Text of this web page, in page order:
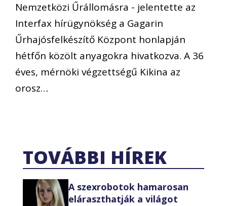
Nemzetközi Űrállomásra - jelentette az
Interfax hírügynökség a Gagarin
Űrhajósfelkészítő Központ honlapján
hétfőn közölt anyagokra hivatkozva. A 36
éves, mérnöki végzettségű Kikina az
orosz…
TOVÁBBI HÍREK
A szexrobotok hamarosan
eláraszthatják a világot